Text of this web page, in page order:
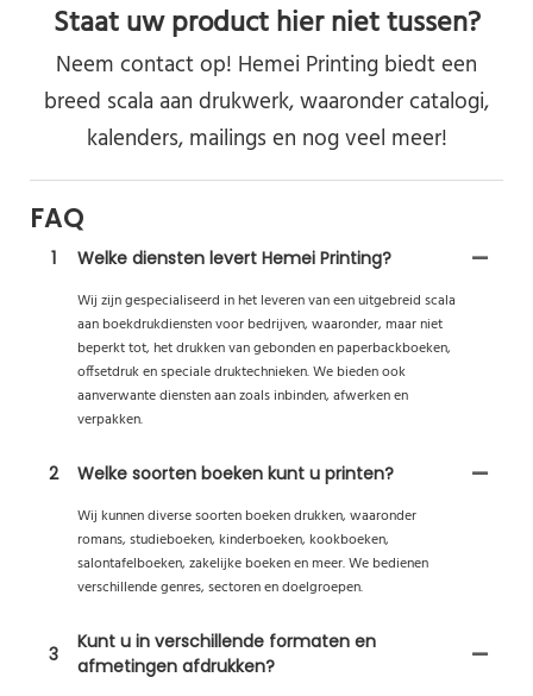
Staat uw product hier niet tussen?
Neem contact op! Hemei Printing biedt een
breed scala aan drukwerk, waaronder catalogi,
kalenders, mailings en nog veel meer!
FAQ
1
Welke diensten levert Hemei Printing?
Wij zijn gespecialiseerd in het leveren van een uitgebreid scala
aan boekdrukdiensten voor bedrijven, waaronder, maar niet
beperkt tot, het drukken van gebonden en paperbackboeken,
offsetdruk en speciale druktechnieken. We bieden ook
aanverwante diensten aan zoals inbinden, afwerken en
verpakken.
2
Welke soorten boeken kunt u printen?
Wij kunnen diverse soorten boeken drukken, waaronder
romans, studieboeken, kinderboeken, kookboeken,
salontafelboeken, zakelijke boeken en meer. We bedienen
verschillende genres, sectoren en doelgroepen.
3
Kunt u in verschillende formaten en
afmetingen afdrukken?